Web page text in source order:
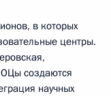
в которых
центры.
создаются
научных